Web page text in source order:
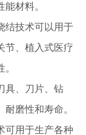
材料。
结技术可以用于
节、植入式医疗
具、刀片、钻
磨性和寿命。
可用于生产各种